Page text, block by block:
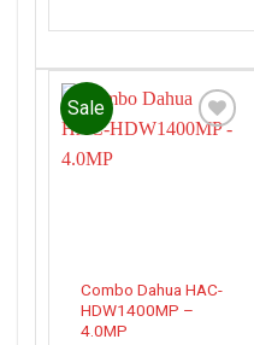
Sale
Combo Dahua HAC-
HDW1400MP –
4.0MP